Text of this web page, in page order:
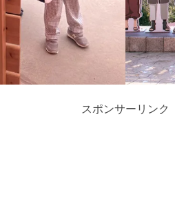
スポンサーリンク